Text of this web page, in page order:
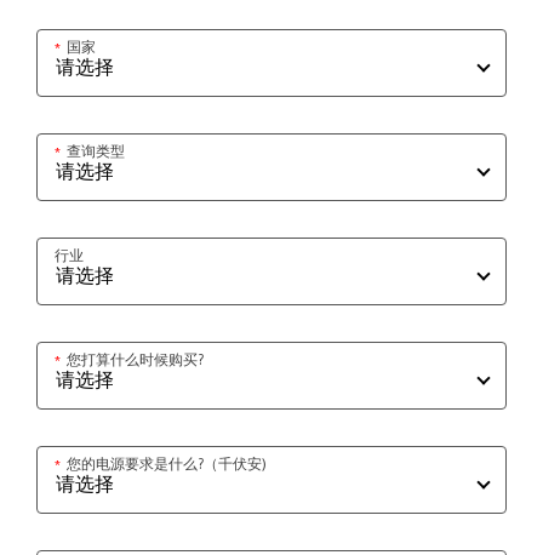
国家
*
查询类型
*
行业
您打算什么时候购买?
*
您的电源要求是什么?（千伏安)
*